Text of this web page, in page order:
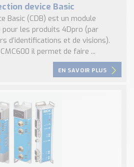
device Basic
Basic (CDB) est un module
pour les produits 4Dpro (par
d’identifications et de visions).
il permet de faire ...
EN SAVOIR PLUS